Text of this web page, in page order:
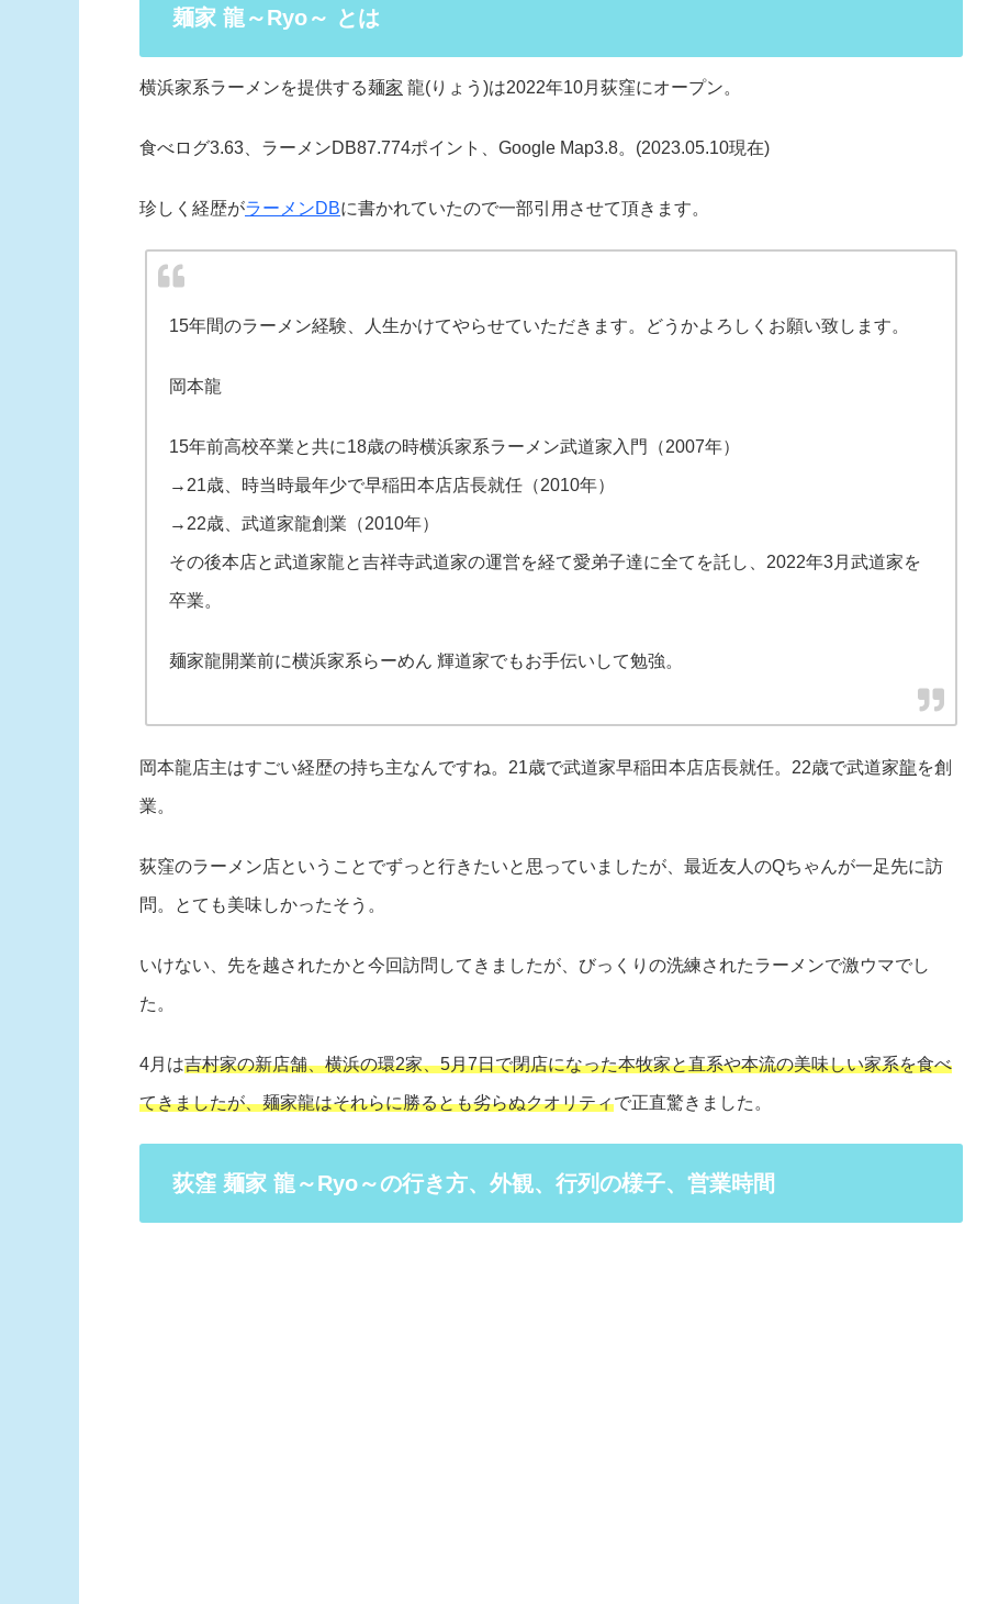
麺家 龍～Ryo～ とは
横浜家系ラーメンを提供する麺家 龍(りょう)は2022年10月荻窪にオープン。
食べログ3.63、ラーメンDB87.774ポイント、Google Map3.8。(2023.05.10現在)
珍しく経歴がラーメンDBに書かれていたので一部引用させて頂きます。
15年間のラーメン経験、人生かけてやらせていただきます。どうかよろしくお願い致します。
岡本龍
15年前高校卒業と共に18歳の時横浜家系ラーメン武道家入門（2007年）
→21歳、時当時最年少で早稲田本店店長就任（2010年）
→22歳、武道家龍創業（2010年）
その後本店と武道家龍と吉祥寺武道家の運営を経て愛弟子達に全てを託し、2022年3月武道家を
卒業。
麺家龍開業前に横浜家系らーめん 輝道家でもお手伝いして勉強。
岡本龍店主はすごい経歴の持ち主なんですね。21歳で武道家早稲田本店店長就任。22歳で武道家龍を創
業。
荻窪のラーメン店ということでずっと行きたいと思っていましたが、最近友人のQちゃんが一足先に訪
問。とても美味しかったそう。
いけない、先を越されたかと今回訪問してきましたが、びっくりの洗練されたラーメンで激ウマでし
た。
4月は吉村家の新店舗、横浜の環2家、5月7日で閉店になった本牧家と直系や本流の美味しい家系を食べ
てきましたが、麺家龍はそれらに勝るとも劣らぬクオリティで正直驚きました。
荻窪 麺家 龍～Ryo～の行き方、外観、行列の様子、営業時間